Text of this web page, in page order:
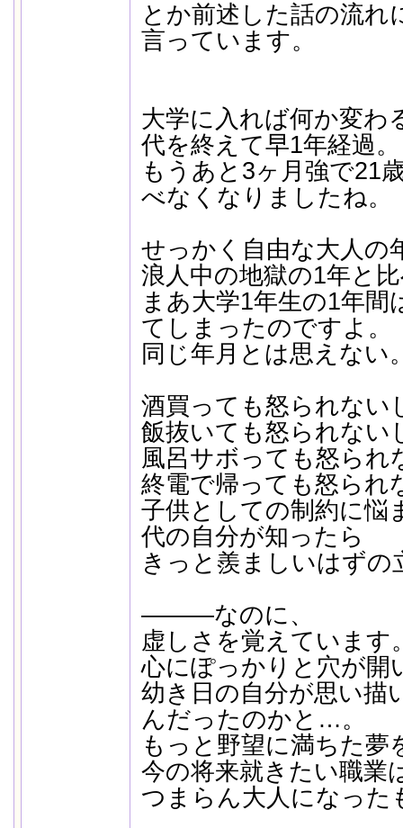
とか前述した話の流れ
言っています。
大学に入れば何か変わ
代を終えて早1年経過。
もうあと3ヶ月強で21
べなくなりましたね。
せっかく自由な大人の
浪人中の地獄の1年と
まあ大学1年生の1年
てしまったのですよ。
同じ年月とは思えない
酒買っても怒られない
飯抜いても怒られない
風呂サボっても怒られ
終電で帰っても怒られ
子供としての制約に悩
代の自分が知ったら
きっと羨ましいはずの
―――なのに、
虚しさを覚えています
心にぽっかりと穴が開
幼き日の自分が思い描
んだったのかと…。
もっと野望に満ちた夢
今の将来就きたい職業
つまらん大人になっ